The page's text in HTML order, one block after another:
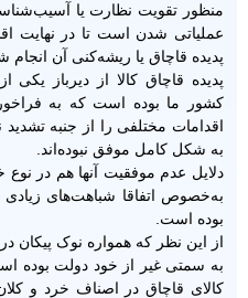
منظور تقویت نظارت یا
عملیاتی شدن است تا در نهایت
پدیده قاچاق یا ریشه‌کنی آن انجام
پدیده قاچاق کالا از دیرباز
کشور ما بوده است که به فراخور
اقدامات مختلفی را از جنبه
به شکل کامل موفق نبوده‌اند.
دلایل عدم موفقیت آنها هم در
به‌خصوص اتفاقا شباهت‌های
بوده است.
از این نظر که همواره نوک پیکان
به سمتی غیر از خود دولت بوده
کالای قاچاق در اصناف خرد و